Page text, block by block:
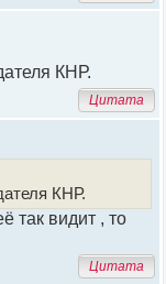
КНР.
Цитата
КНР.
так видит , то
Цитата